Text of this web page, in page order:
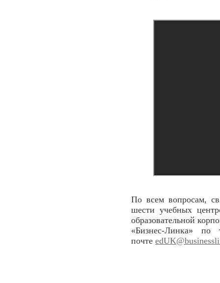
По всем вопросам,
шести учебных
образовательной
«Бизнес-Линка»
почте